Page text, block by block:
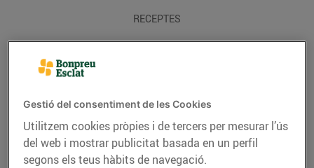
RECEPTES
Gestió del consentiment de les Cookies
Utilitzem cookies pròpies i de tercers per mesurar l’ús
del web i mostrar publicitat basada en un perfil
segons els teus hàbits de navegació.